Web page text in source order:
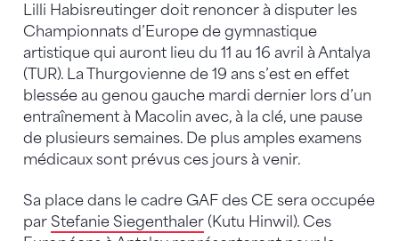
Lilli Habisreutinger doit renoncer à disputer les
Championnats d’Europe de gymnastique
artistique qui auront lieu du 11 au 16 avril à Antalya
(TUR). La Thurgovienne de 19 ans s’est en effet
blessée au genou gauche mardi dernier lors d’un
entraînement à Macolin avec, à la clé, une pause
de plusieurs semaines. De plus amples examens
médicaux sont prévus ces jours à venir.
Sa place dans le cadre GAF des CE sera occupée
par Stefanie Siegenthaler (Kutu Hinwil). Ces